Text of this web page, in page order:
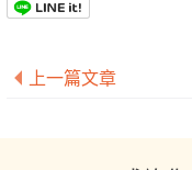
上一篇文章